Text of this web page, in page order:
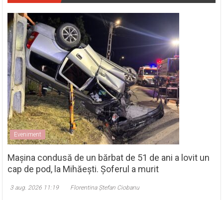
Eveniment
Mașina condusă de un bărbat de 51 de ani a lovit un
cap de pod, la Mihăești. Șoferul a murit
3 aug. 2026 11:19 Florentina Ștefan Ciobanu